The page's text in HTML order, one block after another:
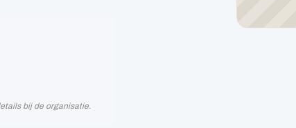
bij de organisatie.